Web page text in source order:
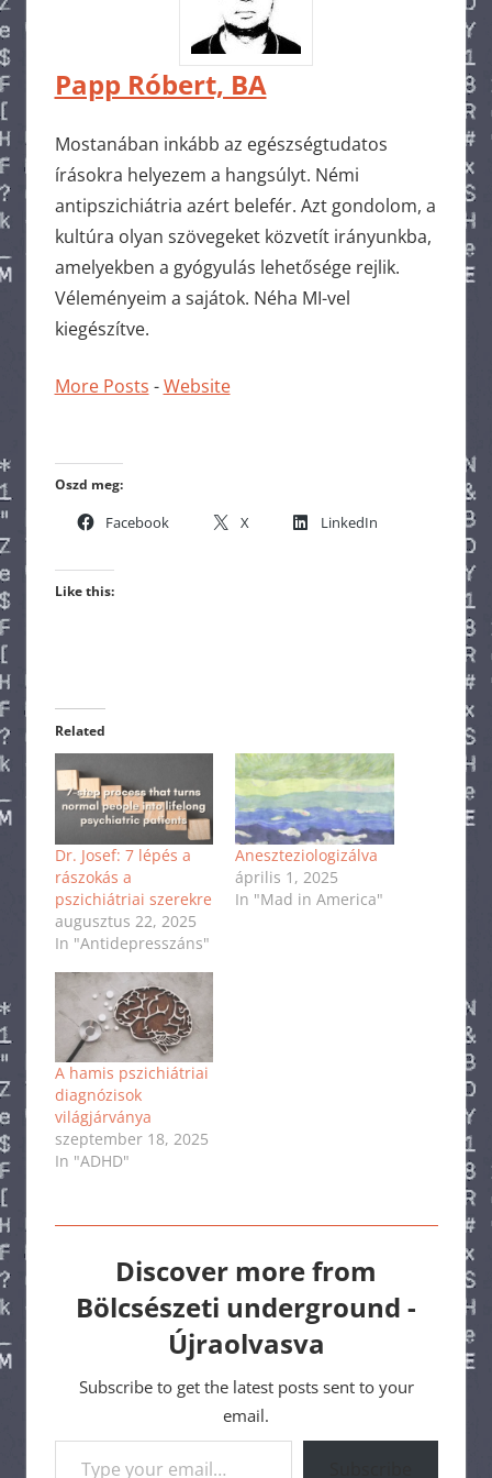
Papp Róbert, BA
Mostanában inkább az egészségtudatos
írásokra helyezem a hangsúlyt. Némi
antipszichiátria azért belefér. Azt gondolom, a
kultúra olyan szövegeket közvetít irányunkba,
amelyekben a gyógyulás lehetősége rejlik.
Véleményeim a sajátok. Néha MI-vel
kiegészítve.
More Posts -Website
Oszd meg:
Facebook X LinkedIn
Like this:
Related
Dr. Josef: 7 lépés a
rászokás a
pszichiátriai szerekre
augusztus 22, 2025
In "Antidepresszáns"
Aneszteziologizálva
április 1, 2025
In "Mad in America"
A hamis pszichiátriai
diagnózisok
világjárványa
szeptember 18, 2025
In "ADHD"
Discover more from
Bölcsészeti underground -
Újraolvasva
Subscribe to get the latest posts sent to your
email.
Type your email…